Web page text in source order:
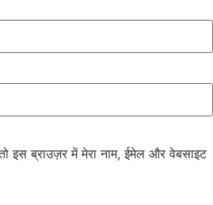
इस ब्राउज़र में मेरा नाम, ईमेल और वेबसाइट